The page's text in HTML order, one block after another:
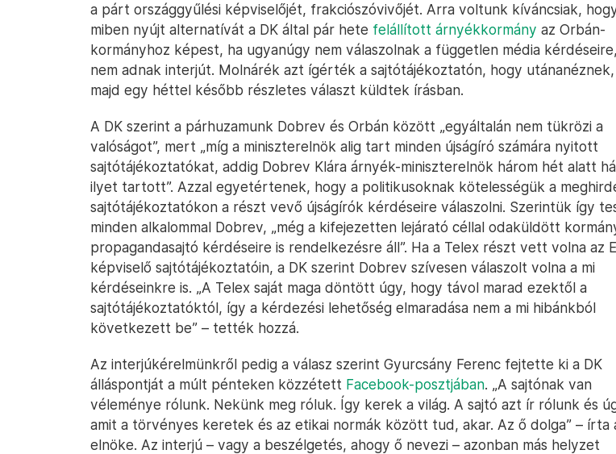
a párt országgyűlési képviselőjét, frakciószóvivőjét. Arra voltunk kíváncsiak,
miben nyújt alternatívát a DK által pár hete felállított árnyékkormány az Orbán-
kormányhoz képest, ha ugyanúgy nem válaszolnak a független média
nem adnak interjút. Molnárék azt ígérték a sajtótájékoztatón, hogy utánanéznek,
majd egy héttel később részletes választ küldtek írásban.
A DK szerint a párhuzamunk Dobrev és Orbán között „egyáltalán nem tükrözi a
valóságot”, mert „míg a miniszterelnök alig tart minden újságíró számára nyitott
sajtótájékoztatókat, addig Dobrev Klára árnyék-miniszterelnök három hét alatt
ilyet tartott”. Azzal egyetértenek, hogy a politikusoknak kötelességük a
sajtótájékoztatókon a részt vevő újságírók kérdéseire válaszolni. Szerintük így
minden alkalommal Dobrev, „még a kifejezetten lejárató céllal odaküldött
propagandasajtó kérdéseire is rendelkezésre áll”. Ha a Telex részt vett volna az
képviselő sajtótájékoztatóin, a DK szerint Dobrev szívesen válaszolt volna a mi
kérdéseinkre is. „A Telex saját maga döntött úgy, hogy távol marad ezektől a
sajtótájékoztatóktól, így a kérdezési lehetőség elmaradása nem a mi hibánkból
következett be” – tették hozzá.
Az interjúkérelmünkről pedig a válasz szerint Gyurcsány Ferenc fejtette ki a DK
álláspontját a múlt pénteken közzétett Facebook-posztjában. „A sajtónak van
véleménye rólunk. Nekünk meg róluk. Így kerek a világ. A sajtó azt ír rólunk és
amit a törvényes keretek és az etikai normák között tud, akar. Az ő dolga” – írta
elnöke. Az interjú – vagy a beszélgetés, ahogy ő nevezi – azonban más helyzet